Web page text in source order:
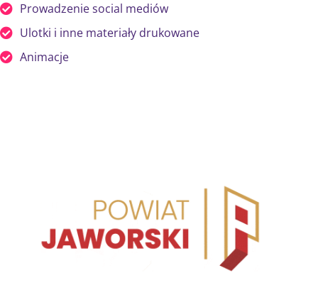
Prowadzenie social mediów
Ulotki i inne materiały drukowane
Animacje